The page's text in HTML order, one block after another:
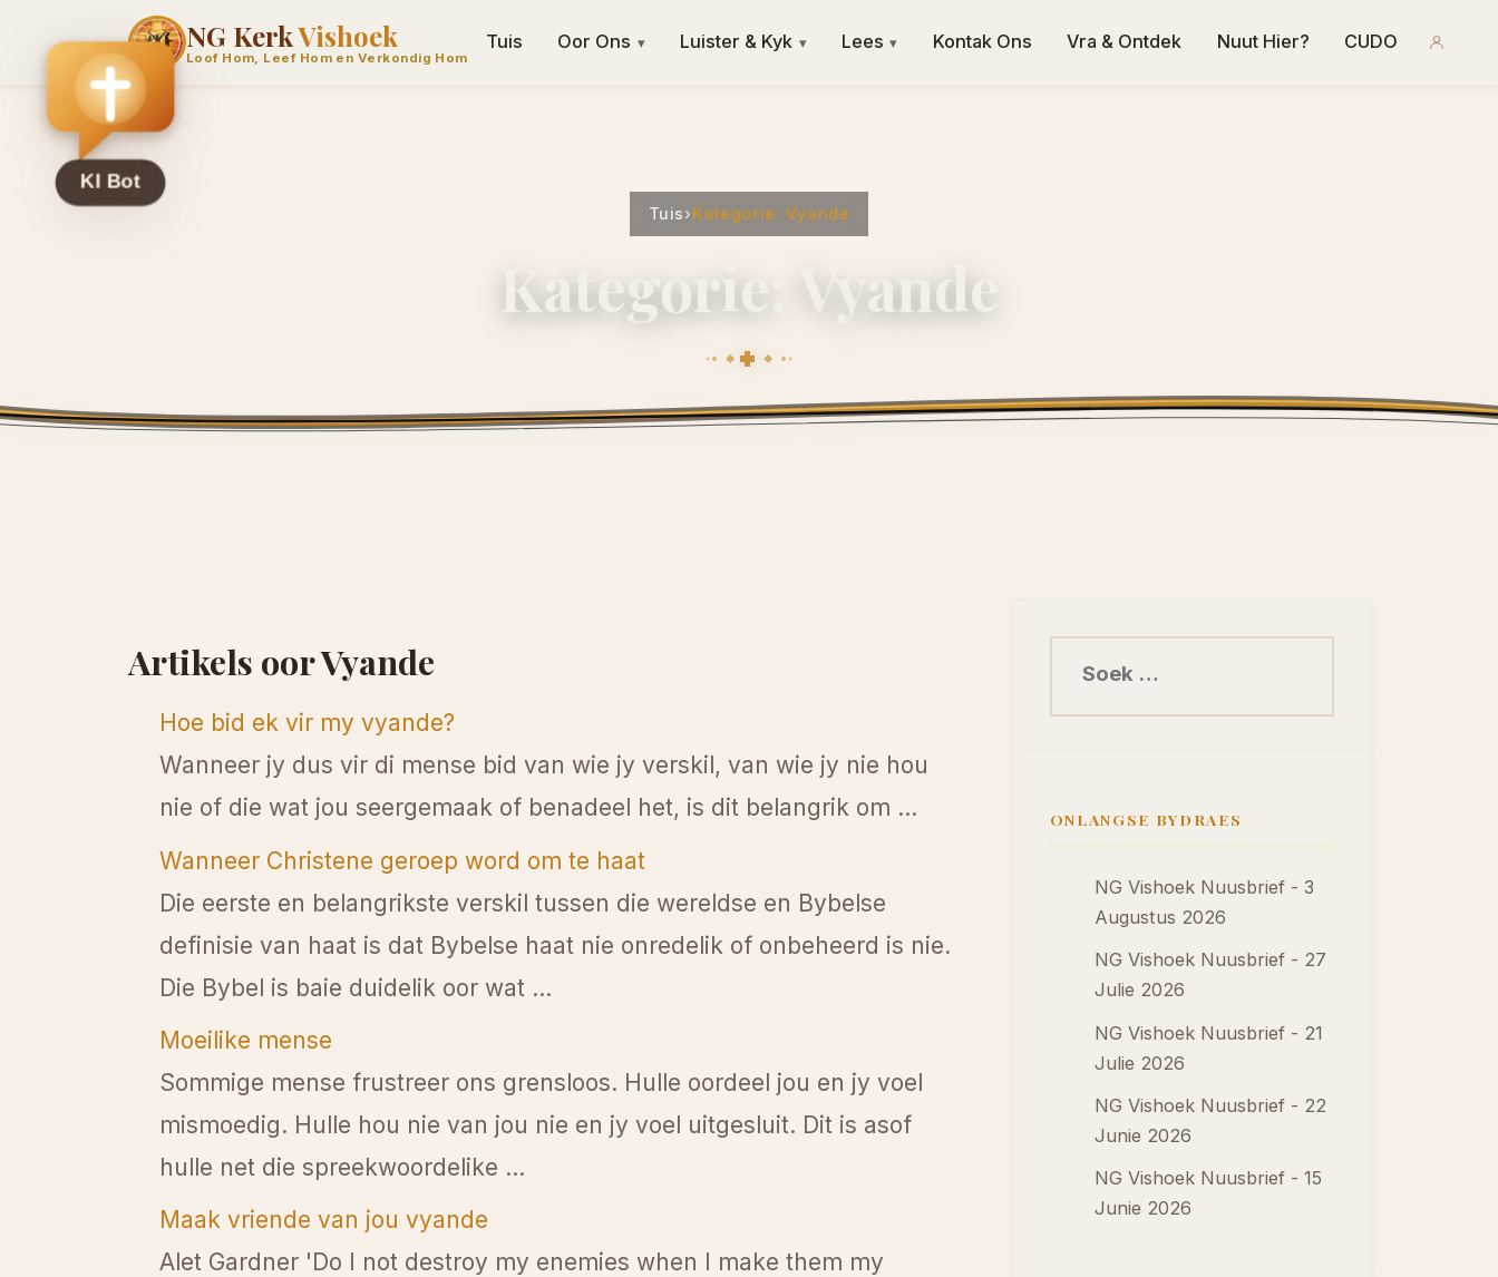
NG KerkVishoek
Loof Hom, Leef Hom en Verkondig Hom
Tuis Oor Ons ▾ Luister & Kyk ▾ Lees ▾ Kontak Ons Vra & Ontdek Nuut Hier? CUDO
Tuis›Kategorie: Vyande
Kategorie: Vyande
Artikels oor Vyande
Hoe bid ek vir my vyande?
Wanneer jy dus vir di mense bid van wie jy verskil, van wie jy nie hou
nie of die wat jou seergemaak of benadeel het, is dit belangrik om ...
Wanneer Christene geroep word om te haat
Die eerste en belangrikste verskil tussen die wereldse en Bybelse
definisie van haat is dat Bybelse haat nie onredelik of onbeheerd is nie.
Die Bybel is baie duidelik oor wat ...
Moeilike mense
Sommige mense frustreer ons grensloos. Hulle oordeel jou en jy voel
mismoedig. Hulle hou nie van jou nie en jy voel uitgesluit. Dit is asof
hulle net die spreekwoordelike ...
Maak vriende van jou vyande
Alet Gardner 'Do I not destroy my enemies when I make them my
ONLANGSE BYDRAES
NG Vishoek Nuusbrief - 3
Augustus 2026
NG Vishoek Nuusbrief - 27
Julie 2026
NG Vishoek Nuusbrief - 21
Julie 2026
NG Vishoek Nuusbrief - 22
Junie 2026
NG Vishoek Nuusbrief - 15
Junie 2026